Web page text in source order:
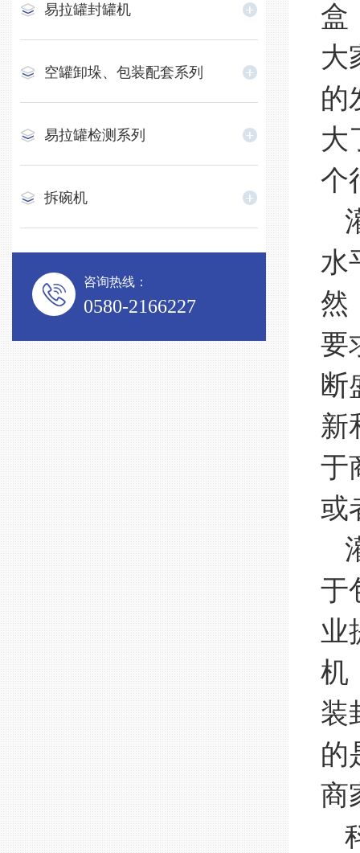
易拉罐封罐机
空罐卸垛、包装配套系列
易拉罐检测系列
拆碗机
咨询热线：
0580-2166227
盒
大
的
大
个
水
然
要
断
新
于
或
于
业
机
装
的
商